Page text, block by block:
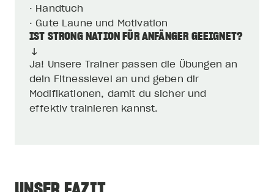
· Handtuch
IST STRONG NATION FÜR ANFÄNGER GEEIGNET?
Ja! Unsere Trainer passen die Übungen an
dein Fitnesslevel an und geben dir
Modifikationen, damit du sicher und
effektiv trainieren kannst.